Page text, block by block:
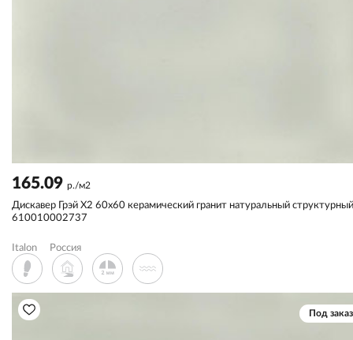
165.09 р./м2
Дискавер Грэй X2 60x60 керамический гранит натуральный структурный
610010002737
Italon Россия
Под заказ